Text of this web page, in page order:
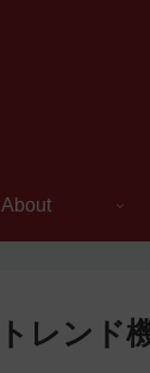
About
レンド